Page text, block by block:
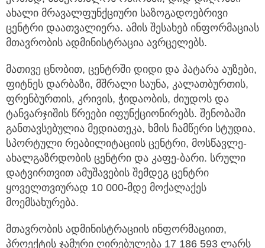
ახალი მრავალფუნქციური საზოგადოებრივი
ცენტრი დაათვალიერა. ამის შესახებ ინფორმაციას
მთავრობის ადმინისტრაცია ავრცელებს.
მათივე ცნობით, ცენტრში დიდი და პატარა აუზები,
ფიტნეს დარბაზი, მშრალი საუნა, კალათბურთის,
ფრენბურთის, კრივის, ჭიდაობის, ძიუდოს და
ტანვარჯიშის წრეები იფუნქციონირებს. შენობაში
განთავსებულია მედიათეკა, ხმის ჩამწერი სტუდია,
სპორტული რეაბილიტაციის ცენტრი, მოსწავლე-
ახალგაზრდობის ცენტრი და კაფე-ბარი. სრული
დატვირთვით ამუშავების შემდეგ ცენტრი
ყოველთვიურად 10 000-მდე მოქალაქეს
მოემსახურება.
მთავრობის ადმინისტრაციის ინფორმაციით,
პროექტის ჯამური ღირებულება 17 186 593 ლარს